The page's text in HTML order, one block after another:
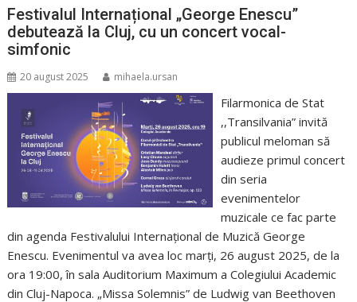
Festivalul Internațional „George Enescu”
debutează la Cluj, cu un concert vocal-
simfonic
20 august 2025 mihaela.ursan
Filarmonica de Stat
,,Transilvania” invită
publicul meloman să
audieze primul concert
din seria
evenimentelor
muzicale ce fac parte
din agenda Festivalului Internațional de Muzică George
Enescu. Evenimentul va avea loc marți, 26 august 2025, de la
ora 19:00, în sala Auditorium Maximum a Colegiului Academic
din Cluj-Napoca. „Missa Solemnis” de Ludwig van Beethoven